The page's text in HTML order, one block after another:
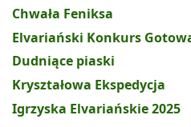
Chwała Feniksa
Elvariański Konkurs
Dudniące piaski
Kryształowa Ekspedycja
Igrzyska Elvariańskie 2025